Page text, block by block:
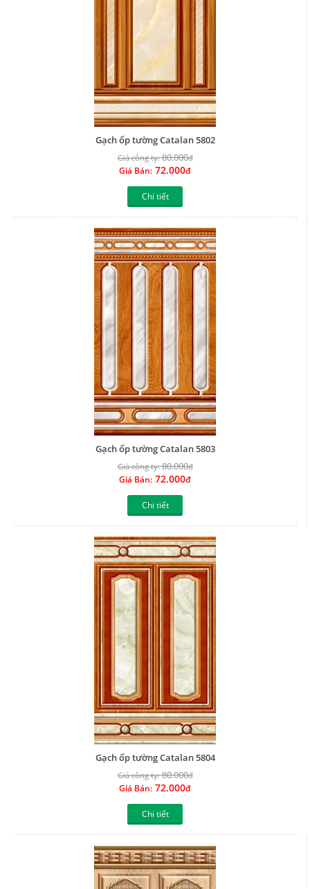
Gạch ốp tường Catalan 5802
Giá công ty:80.000đ
Giá Bán: 72.000đ
Chi tiết
Gạch ốp tường Catalan 5803
Giá công ty:80.000đ
Giá Bán: 72.000đ
Chi tiết
Gạch ốp tường Catalan 5804
Giá công ty:80.000đ
Giá Bán: 72.000đ
Chi tiết